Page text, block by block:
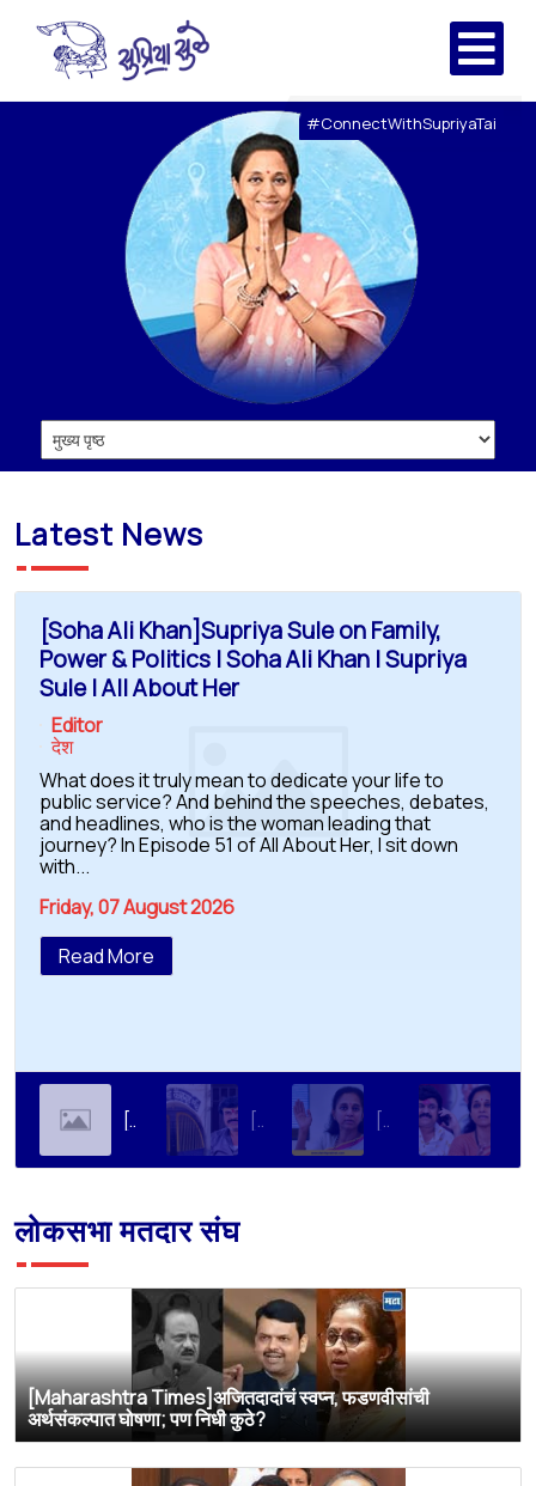
#ConnectWithSupriyaTai
Latest News
[Soha Ali Khan]Supriya Sule on Family,
Power & Politics | Soha Ali Khan | Supriya
Sule | All About Her
Editor
देश
What does it truly mean to dedicate your life to
public service? And behind the speeches, debates,
and headlines, who is the woman leading that
journey? In Episode 51 of All About Her, I sit down
with...
Friday, 07 August 2026
Read More
[Soha Ali Khan]Supriya Sule on Family, Power & Politics | Soha Ali Khan | Supriya Sule | All About Her [Loksatta]संतोष देशमुख हत्या प्रकरण : वाल्मिक कराडची रवानगी नागपूर कारागृहात करण्याची सुप्रिया सुळेंची मागणी [Dainik Prabhat]‘वाल्मिक कराडला बीड कारागृहातून नागपूरला हलवा’; सुप्रिया सुळेंची मुख्यमंत्र्यांकडे मोठी मागणी
लोकसभा मतदार संघ
[Maharashtra Times]अजितदादांचं स्वप्न, फडणवीसांची
अर्थसंकल्पात घोषणा; पण निधी कुठे?